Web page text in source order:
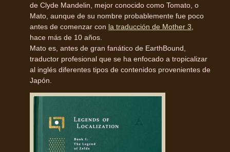
de Clyde Mandelin, mejor conocido como Tomato, o
Mato, aunque de su nombre probablemente fue poco
antes de comenzar con la traducción de Mother 3
hace más de 10 años.
Mato es, antes de gran fanático de EarthBound,
traductor profesional que se ha enfocado a tropicalizar
al inglés diferentes tipos de contenidos provenientes de
Japón.